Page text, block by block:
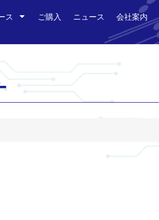
ス ご購入 ニュース 会社案内